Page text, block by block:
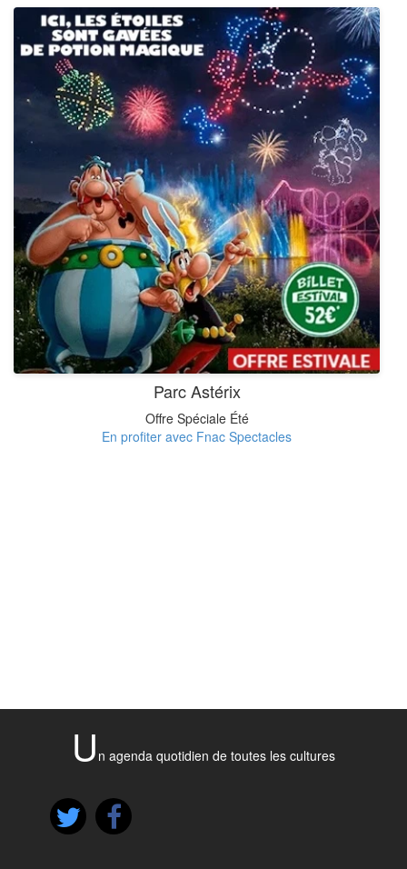
Parc Astérix
Offre Spéciale Été
En profiter avec Fnac Spectacles
U n agenda quotidien de toutes les cultures